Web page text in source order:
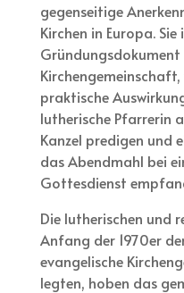
gegenseitige
Kirchen in Europa.
Gründungsdokument
praktische
lutherische Pfarrerin
Kanzel predigen und
das Abendmahl bei
Gottesdienst
Die lutherischen und
Anfang der 1970er
evangelische
legten, hoben das